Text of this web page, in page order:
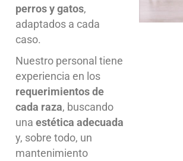
perros y gatos,
adaptados a cada
caso.
Nuestro personal tiene
experiencia en los
requerimientos de
cada raza, buscando
una estética adecuada
y, sobre todo, un
mantenimiento